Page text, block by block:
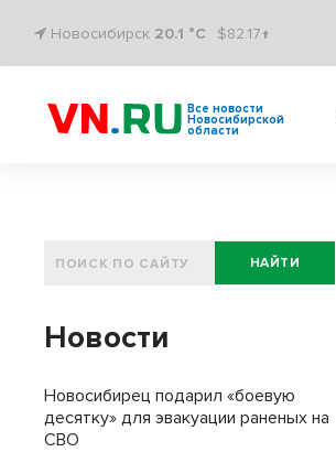
Новосибирск 20.1 °C $82.17↑
Все новости
Новосибирской
области
НАЙТИ
Новости
Новосибирец подарил «боевую
десятку» для эвакуации раненых на
СВО